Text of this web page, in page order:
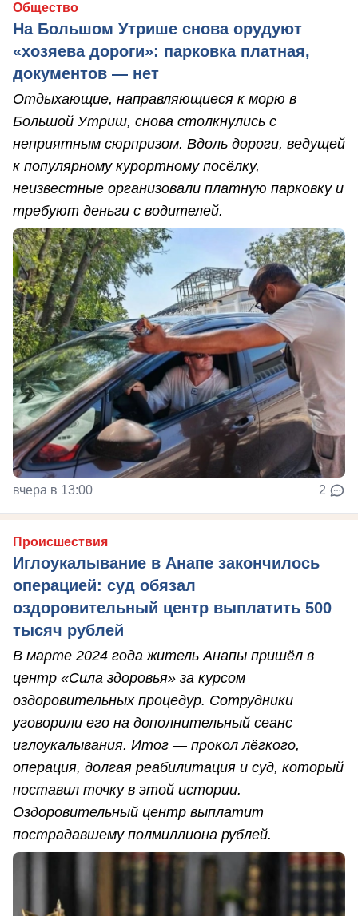
Общество
На Большом Утрише снова орудуют
«хозяева дороги»: парковка платная,
документов — нет
Отдыхающие, направляющиеся к морю в
Большой Утриш, снова столкнулись с
неприятным сюрпризом. Вдоль дороги, ведущей
к популярному курортному посёлку,
неизвестные организовали платную парковку и
требуют деньги с водителей.
вчера в 13:00 2
Происшествия
Иглоукалывание в Анапе закончилось
операцией: суд обязал
оздоровительный центр выплатить 500
тысяч рублей
В марте 2024 года житель Анапы пришёл в
центр «Сила здоровья» за курсом
оздоровительных процедур. Сотрудники
уговорили его на дополнительный сеанс
иглоукалывания. Итог — прокол лёгкого,
операция, долгая реабилитация и суд, который
поставил точку в этой истории.
Оздоровительный центр выплатит
пострадавшему полмиллиона рублей.